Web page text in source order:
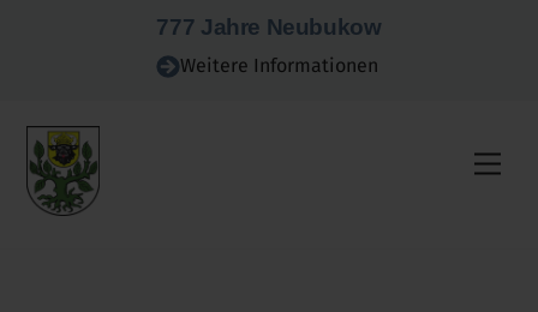
777 Jahre Neubukow
Weitere Informationen